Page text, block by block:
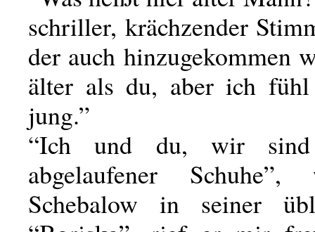
schriller, krächzender
der auch hinzugekommen
älter als du, aber ich
jung.”
“Ich und du, wir
abgelaufener Schuhe”,
Schebalow in seiner